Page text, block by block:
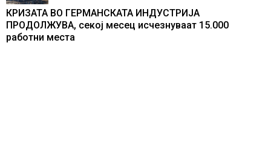
КРИЗАТА ВО ГЕРМАНСКАТА ИНДУСТРИЈА
ПРОДОЛЖУВА, секој месец исчезнуваат 15.000
работни места